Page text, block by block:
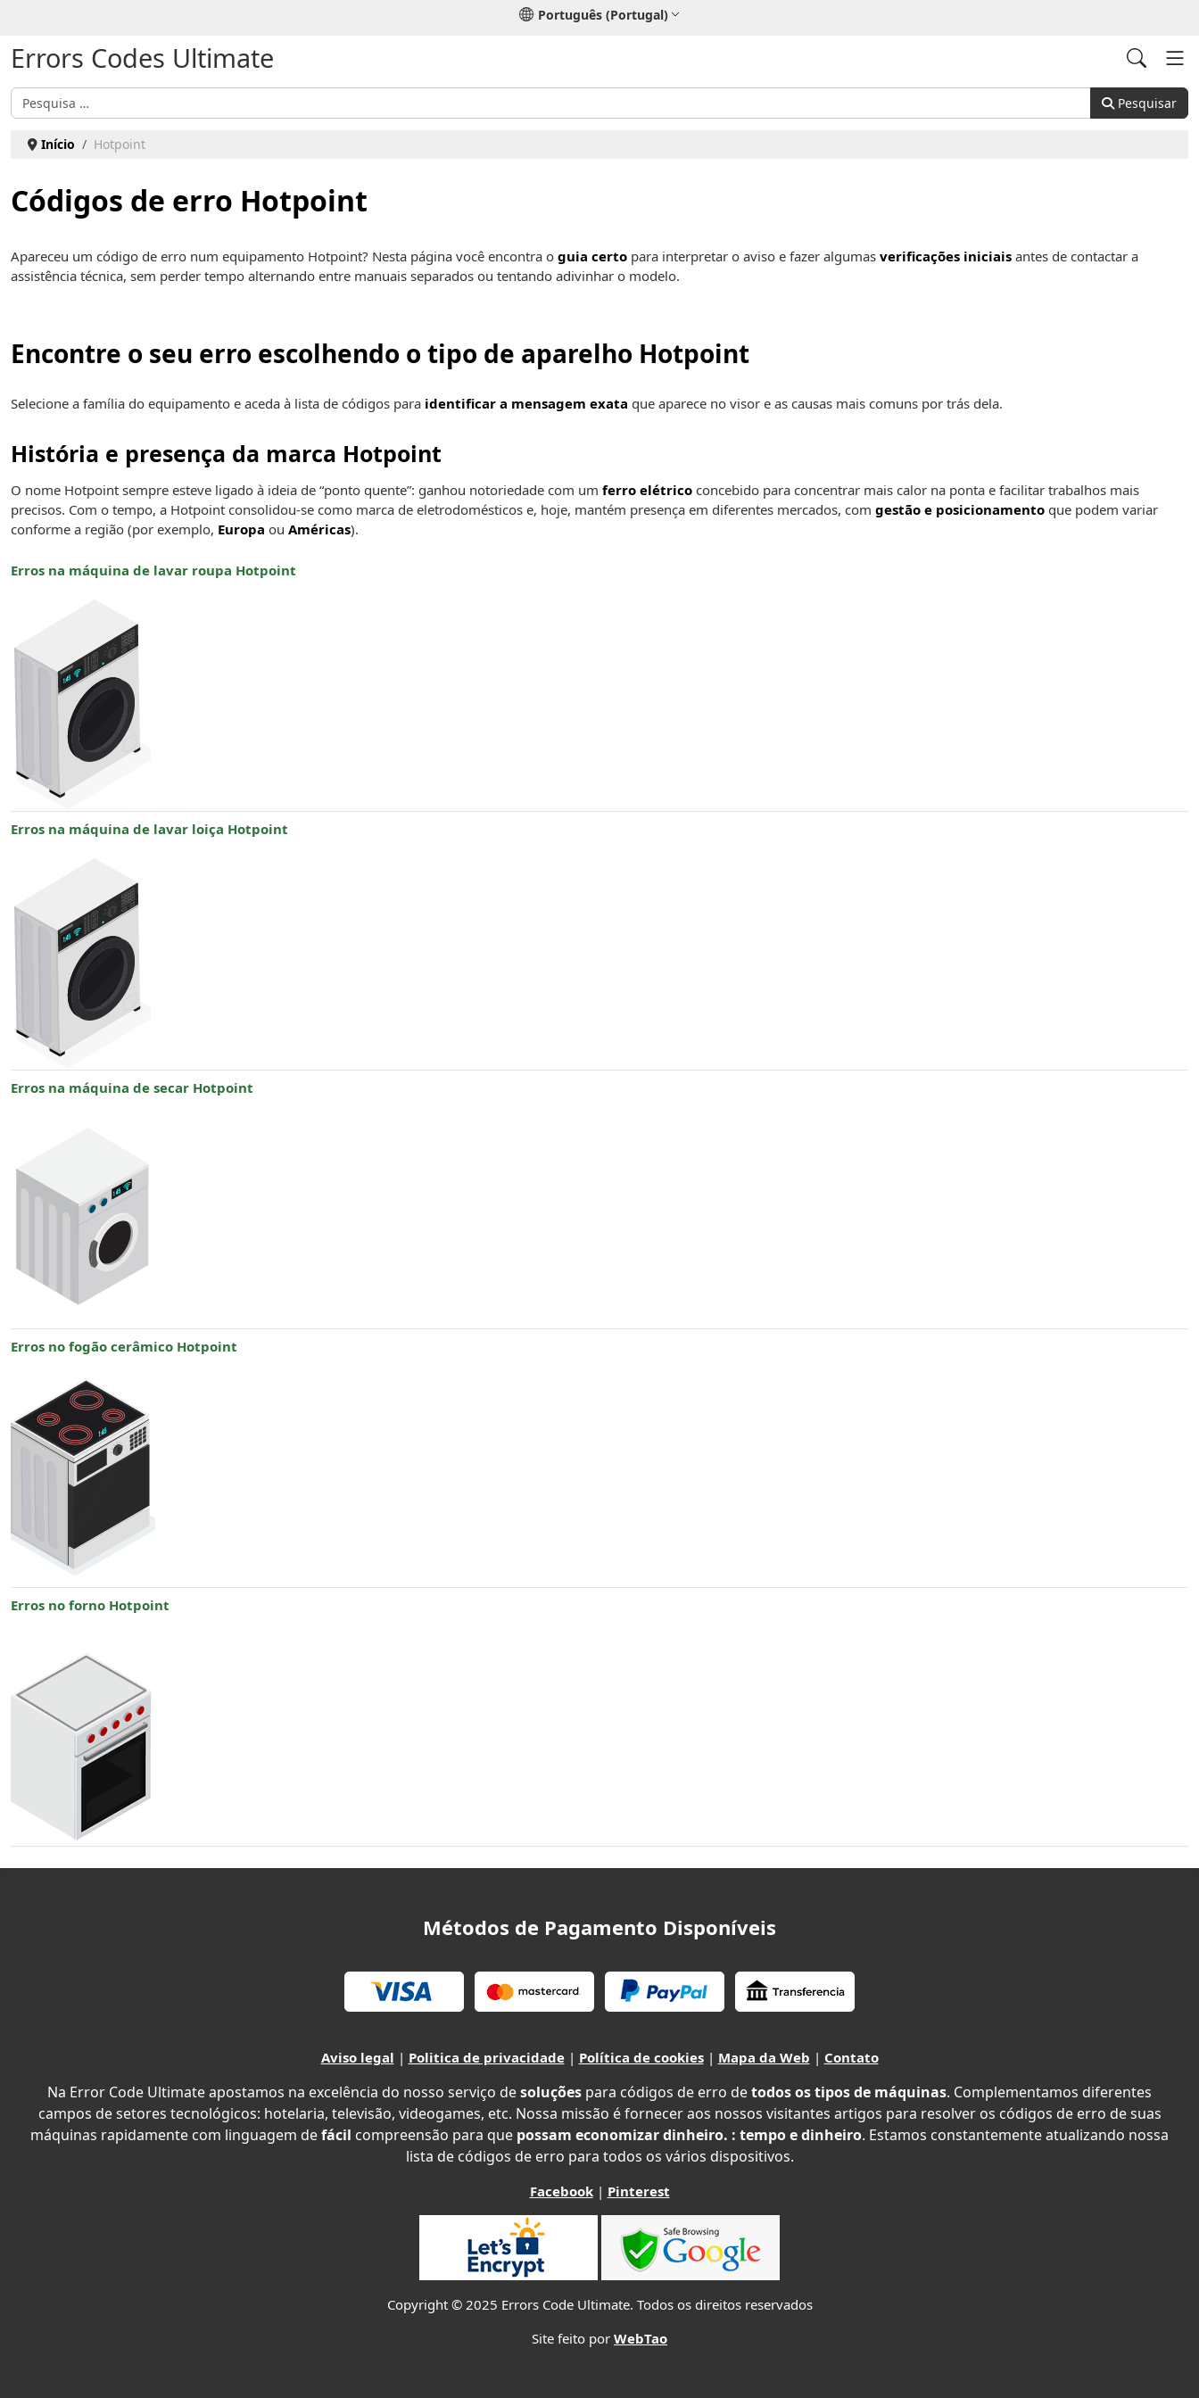
Português (Portugal)
Errors Codes Ultimate
Pesquisar Pesquisar
Início Hotpoint
Códigos de erro Hotpoint
Apareceu um código de erro num equipamento Hotpoint? Nesta página você encontra o guia certo para interpretar o aviso e fazer algumas verificações iniciais antes de contactar a
assistência técnica, sem perder tempo alternando entre manuais separados ou tentando adivinhar o modelo.
Encontre o seu erro escolhendo o tipo de aparelho Hotpoint
Selecione a família do equipamento e aceda à lista de códigos para identificar a mensagem exata que aparece no visor e as causas mais comuns por trás dela.
História e presença da marca Hotpoint
O nome Hotpoint sempre esteve ligado à ideia de “ponto quente”: ganhou notoriedade com um ferro elétrico concebido para concentrar mais calor na ponta e facilitar trabalhos mais
precisos. Com o tempo, a Hotpoint consolidou-se como marca de eletrodomésticos e, hoje, mantém presença em diferentes mercados, com gestão e posicionamento que podem variar
conforme a região (por exemplo, Europa ou Américas).
Erros na máquina de lavar roupa Hotpoint
Erros na máquina de lavar loiça Hotpoint
Erros na máquina de secar Hotpoint
Erros no fogão cerâmico Hotpoint
Erros no forno Hotpoint
Métodos de Pagamento Disponíveis
Aviso legal | Politica de privacidade| Política de cookies| Mapa da Web | Contato
Na Error Code Ultimate apostamos na excelência do nosso serviço desoluções para códigos de erro detodos os tipos de máquinas. Complementamos diferentes
campos de setores tecnológicos: hotelaria, televisão, videogames, etc. Nossa missão é fornecer aos nossos visitantes artigos para resolver os códigos de erro de suas
máquinas rapidamente com linguagem defácil compreensão para que possam economizar dinheiro. : tempo e dinheiro. Estamos constantemente atualizando nossa
lista de códigos de erro para todos os vários dispositivos.
Facebook| Pinterest
Copyright © 2025 Errors Code Ultimate. Todos os direitos reservados
Site feito por WebTao